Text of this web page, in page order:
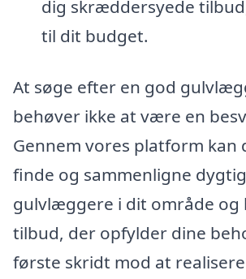
dig skræddersyede
til dit budget.
At søge efter en god
behøver ikke at være en
Gennem vores platform kan
finde og sammenligne
gulvlæggere i dit område og
tilbud, der opfylder dine
første skridt mod at